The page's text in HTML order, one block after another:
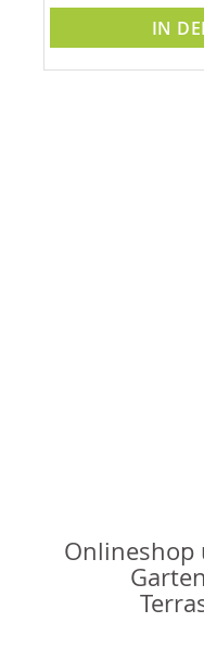
IN
Onlineshop